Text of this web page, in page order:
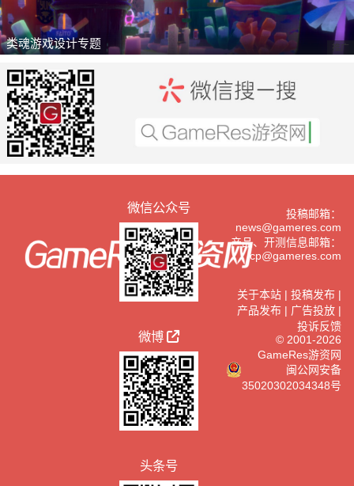
类魂游戏设计专题 推广
微信公众号
微博
头条号
投稿邮箱：
news@gameres.com
产品、开测信息邮箱：
cp@gameres.com
关于本站| 投稿发布|
产品发布| 广告投放|
投诉反馈
© 2001-2026
GameRes游资网
闽公网安备
35020302034348号